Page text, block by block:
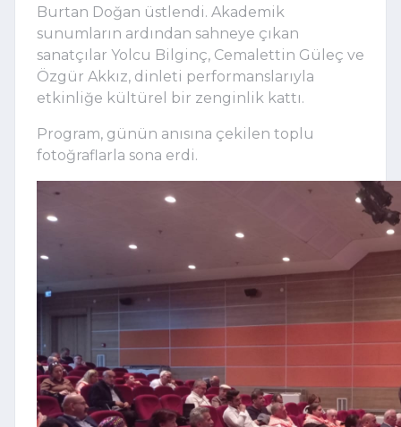
Burtan Doğan üstlendi. Akademik
sunumların ardından sahneye çıkan
sanatçılar Yolcu Bilginç, Cemalettin Güleç ve
Özgür Akkız, dinleti performanslarıyla
etkinliğe kültürel bir zenginlik kattı.
Program, günün anısına çekilen toplu
fotoğraflarla sona erdi.